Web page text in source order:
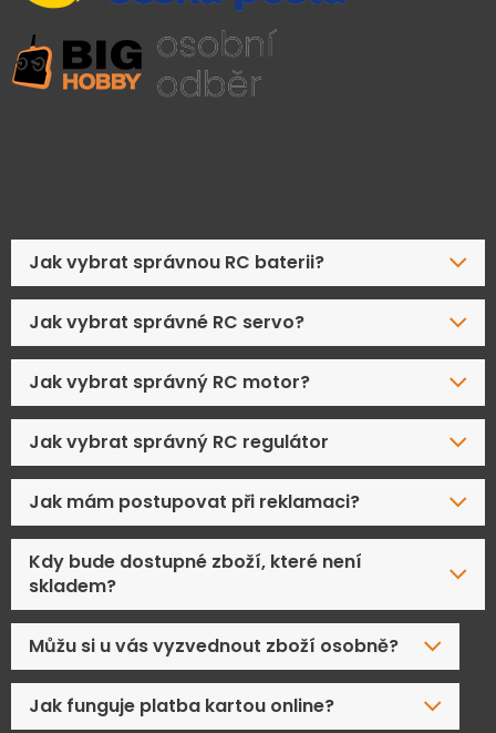
Jak vybrat správnou RC baterii?
Jak vybrat správné RC servo?
Jak vybrat správný RC motor?
Jak vybrat správný RC regulátor
Jak mám postupovat při reklamaci?
Kdy bude dostupné zboží, které není
skladem?
Můžu si u vás vyzvednout zboží osobně?
Jak funguje platba kartou online?